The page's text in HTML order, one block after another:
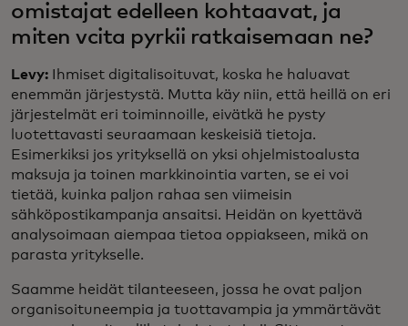
omistajat edelleen kohtaavat, ja
miten vcita pyrkii ratkaisemaan ne?
Levy:
Ihmiset digitalisoituvat, koska he haluavat
enemmän järjestystä. Mutta käy niin, että heillä on eri
järjestelmät eri toiminnoille, eivätkä he pysty
luotettavasti seuraamaan keskeisiä tietoja.
Esimerkiksi jos yrityksellä on yksi ohjelmistoalusta
maksuja ja toinen markkinointia varten, se ei voi
tietää, kuinka paljon rahaa sen viimeisin
sähköpostikampanja ansaitsi. Heidän on kyettävä
analysoimaan aiempaa tietoa oppiakseen, mikä on
parasta yritykselle.
Saamme heidät tilanteeseen, jossa he ovat paljon
organisoituneempia ja tuottavampia ja ymmärtävät